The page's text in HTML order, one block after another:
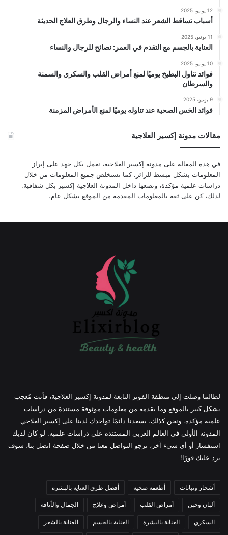
12 يونيو، 2025
أسباب تساقط الشعر عند النساء والرجال وطرق العلاج الحديثة
11 يونيو، 2025
العناية بالجسم مع التقدم في العمر: نصائح للرجال والنساء
10 يونيو، 2025
فوائد تناول البطيخ يوميًا لمنع أمراض القلب والسكري والسمنة
والسرطان
9 يونيو، 2025
فوائد الخس الصحية عند تناوله يوميًا لمنع الأمراض المزمنة
مقالات مدونة إكسير العلاجية
في هذه المقالة على مدونة إكسير العلاجية، نعمل بكل جهد على إبراز
المعلومات بشكل مبسط للزائر. كما نستخلص جميع المعلومات من خلال
دراسات علمية مؤكدة، ونضعها داخل المدونة العلاجية إكسير بكل شفافية.
لذلك، كن على ثقة بالمعلومات المقدمة من الموقع بشكل عام.
لطالما وصلت إلى منطقة الفوتر التابعة لمدونة إكسير العلاجية، فأنت مُعجب
بشكل كبير بالموقع وما يقدمه من معلومات موثوقة مستندة من دراسات
علمية مؤكدة. ونحن كذلك، يسعدنا دائمًا تواجدك لدينا على إكسير العلاجي
المدونة الأولى في العالم العربي المستندة على دراسات علمية. لو كان لديك
استفسار أو أي شيء آخر، نرجو التواصل معنا من خلال صفحة اتصل بنا، سوف
نرد عليك فورًا!
أشجار ونباتات أطعمة صحية أفضل طرق العناية بالبشرة
ألبان وجبن أمراض القلب أمراض وعلاج الجمال والأناقة
السكري العناية بالبشرة العناية بالجسم العناية بالشعر